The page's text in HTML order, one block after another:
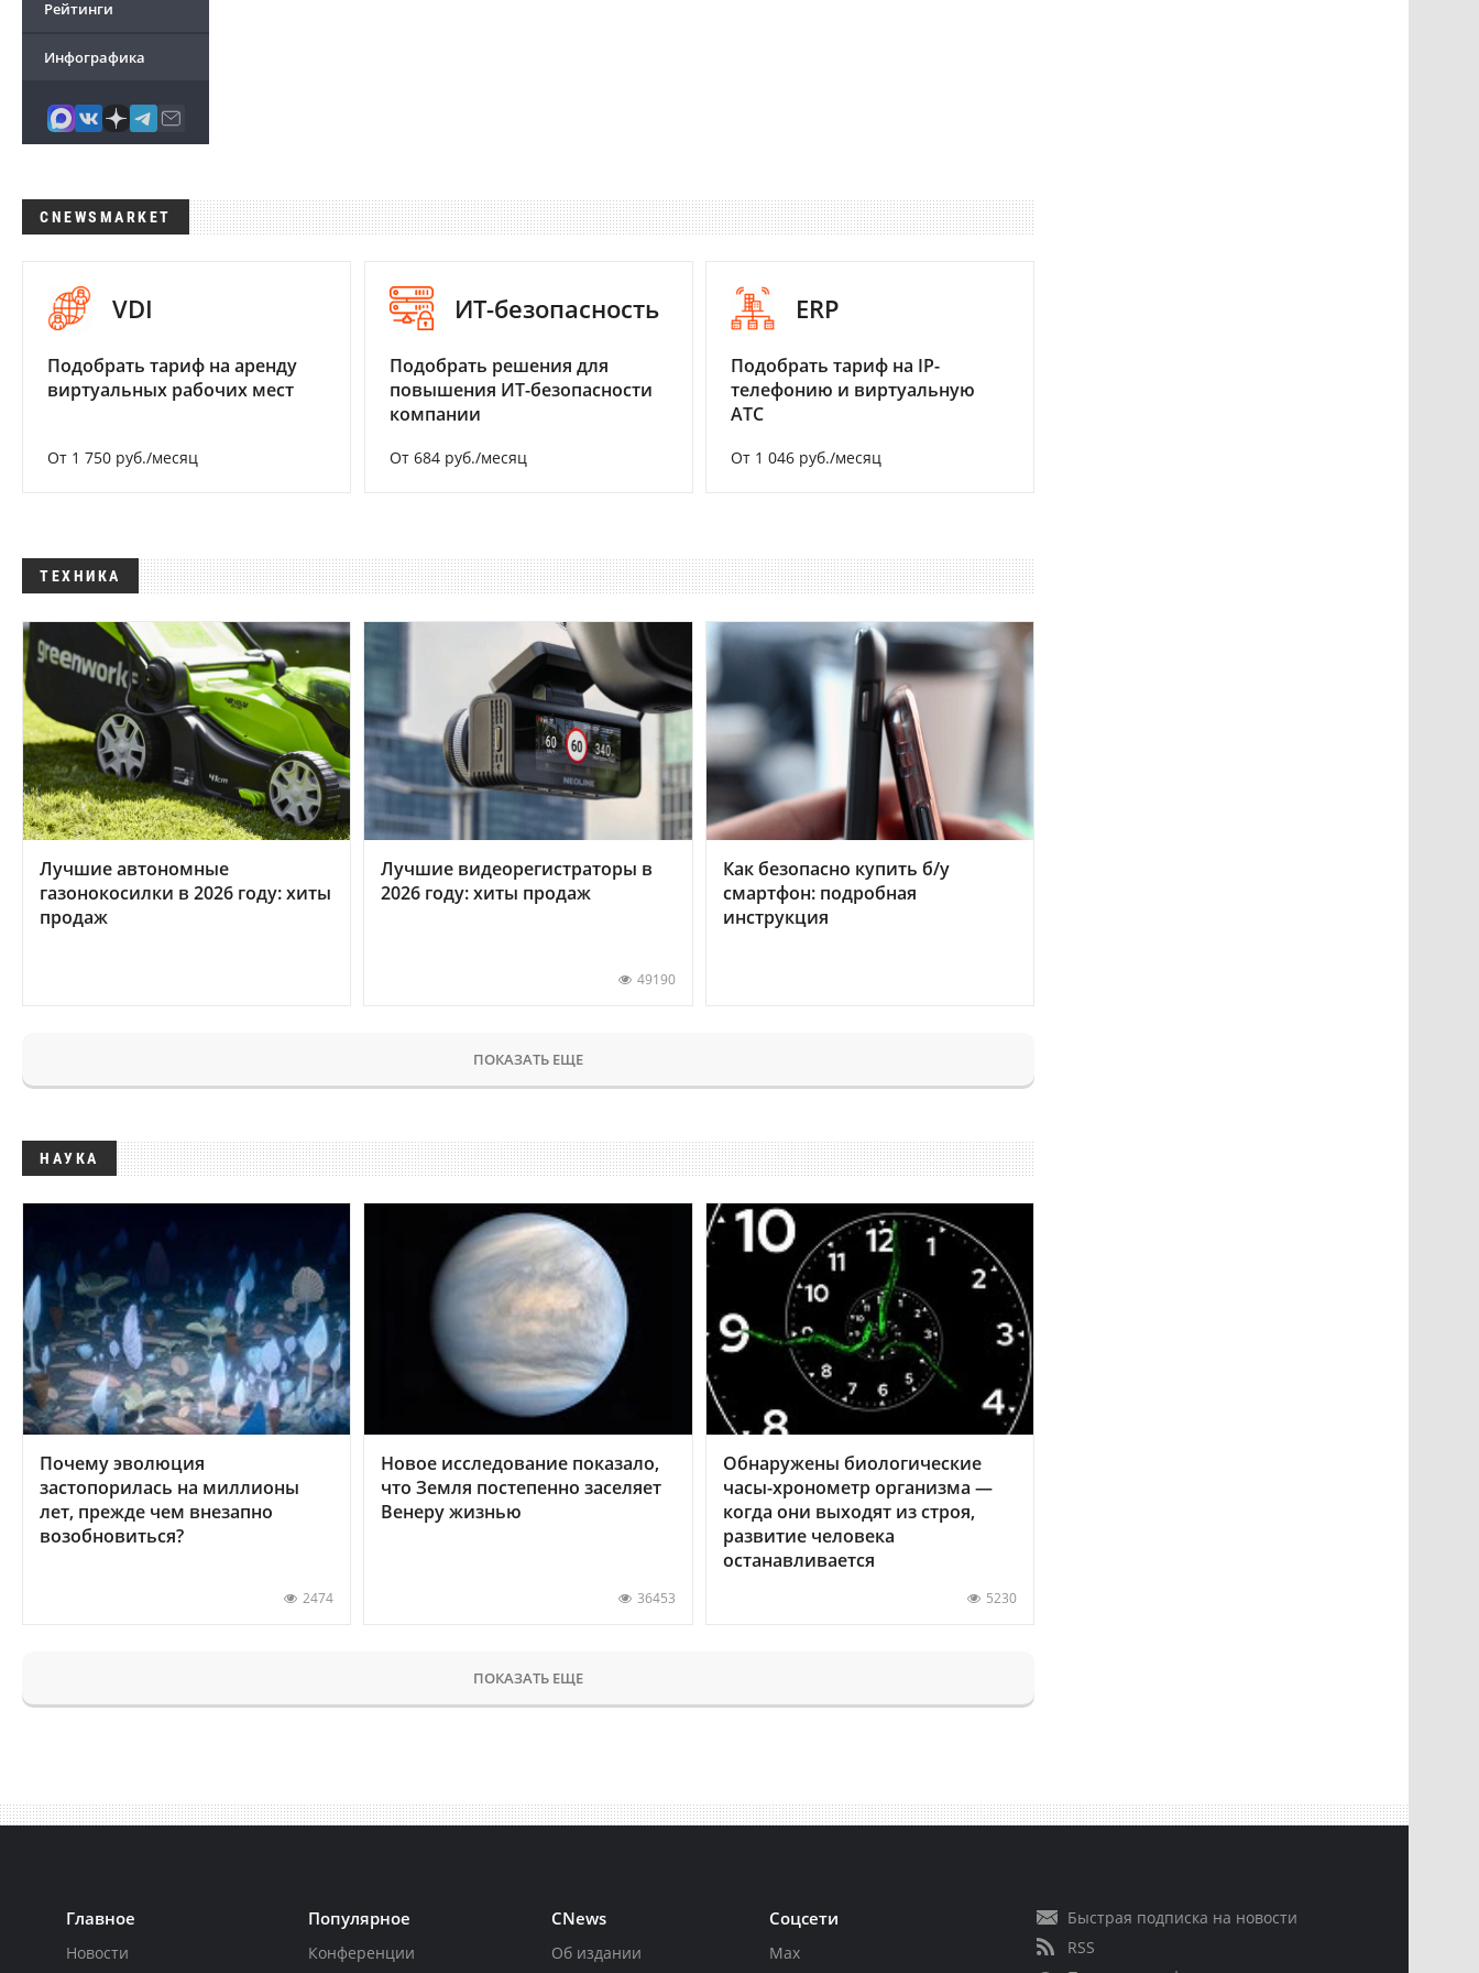
Рейтинги
Инфографика
CNEWSMARKET
VDI
Подобрать тариф на аренду
виртуальных рабочих мест
От 1 750 руб./месяц
ИТ-безопасность
Подобрать решения для
повышения ИТ-безопасности
компании
От 684 руб./месяц
ERP
Подобрать тариф на IP-
телефонию и виртуальную
АТС
От 1 046 руб./месяц
ТЕХНИКА
Лучшие автономные
газонокосилки в 2026 году: хиты
продаж
Лучшие видеорегистраторы в
2026 году: хиты продаж
49190
Как безопасно купить б/у
смартфон: подробная
инструкция
ПОКАЗАТЬ ЕЩЕ
НАУКА
Почему эволюция
застопорилась на миллионы
лет, прежде чем внезапно
возобновиться?
2474
Новое исследование показало,
что Земля постепенно заселяет
Венеру жизнью
36453
Обнаружены биологические
часы-хронометр организма —
когда они выходят из строя,
развитие человека
останавливается
5230
ПОКАЗАТЬ ЕЩЕ
Главное
Новости
Популярное
Конференции
CNews
Об издании
Соцсети
Max
Быстрая подписка на новости
RSS